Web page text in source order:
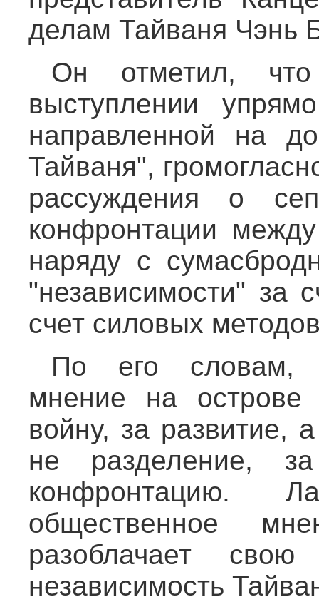
делам Тайваня Чэнь
Он отметил,
выступлении
направленной на
Тайваня",
рассуждения о
конфронтации
наряду с
"независимости" за
счет силовых
По его словам,
мнение на
войну, за развитие,
не разделение,
конфронтацию.
общественное
разоблачает
независимость